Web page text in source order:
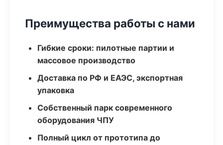
Преимущества работы с нами
Гибкие сроки: пилотные партии и
массовое производство
Доставка по РФ и ЕАЭС, экспортная
упаковка
Собственный парк современного
оборудования ЧПУ
Полный цикл от прототипа до